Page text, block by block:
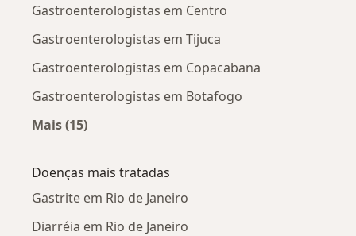
Gastroenterologistas em Centro
Gastroenterologistas em Tijuca
Gastroenterologistas em Copacabana
Gastroenterologistas em Botafogo
Mais (15)
Doenças mais tratadas
Gastrite em Rio de Janeiro
Diarréia em Rio de Janeiro